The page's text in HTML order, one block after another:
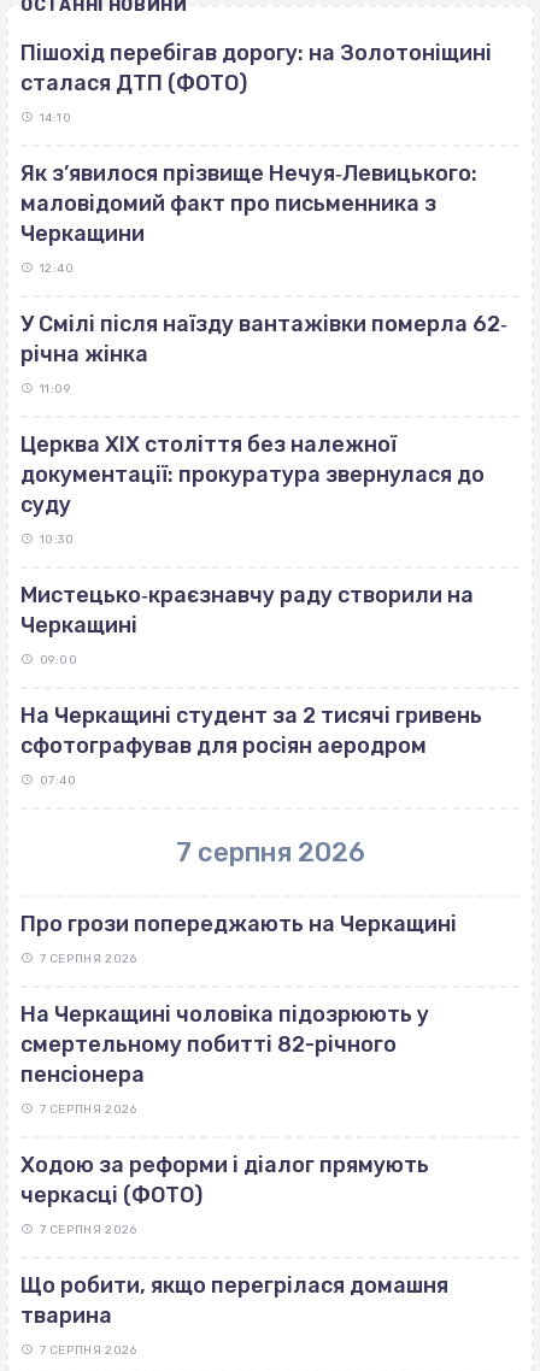
ОСТАННІ НОВИНИ
Пішохід перебігав дорогу: на Золотоніщині
сталася ДТП (ФОТО)
14:10
Як з’явилося прізвище Нечуя‐Левицького:
маловідомий факт про письменника з
Черкащини
12:40
У Смілі після наїзду вантажівки померла 62‐
річна жінка
11:09
Церква ХІХ століття без належної
документації: прокуратура звернулася до
суду
10:30
Мистецько‐краєзнавчу раду створили на
Черкащині
09:00
На Черкащині студент за 2 тисячі гривень
сфотографував для росіян аеродром
07:40
7 серпня 2026
Про грози попереджають на Черкащині
7 СЕРПНЯ 2026
На Черкащині чоловіка підозрюють у
смертельному побитті 82-річного
пенсіонера
7 СЕРПНЯ 2026
Ходою за реформи і діалог прямують
черкасці (ФОТО)
7 СЕРПНЯ 2026
Що робити, якщо перегрілася домашня
тварина
7 СЕРПНЯ 2026